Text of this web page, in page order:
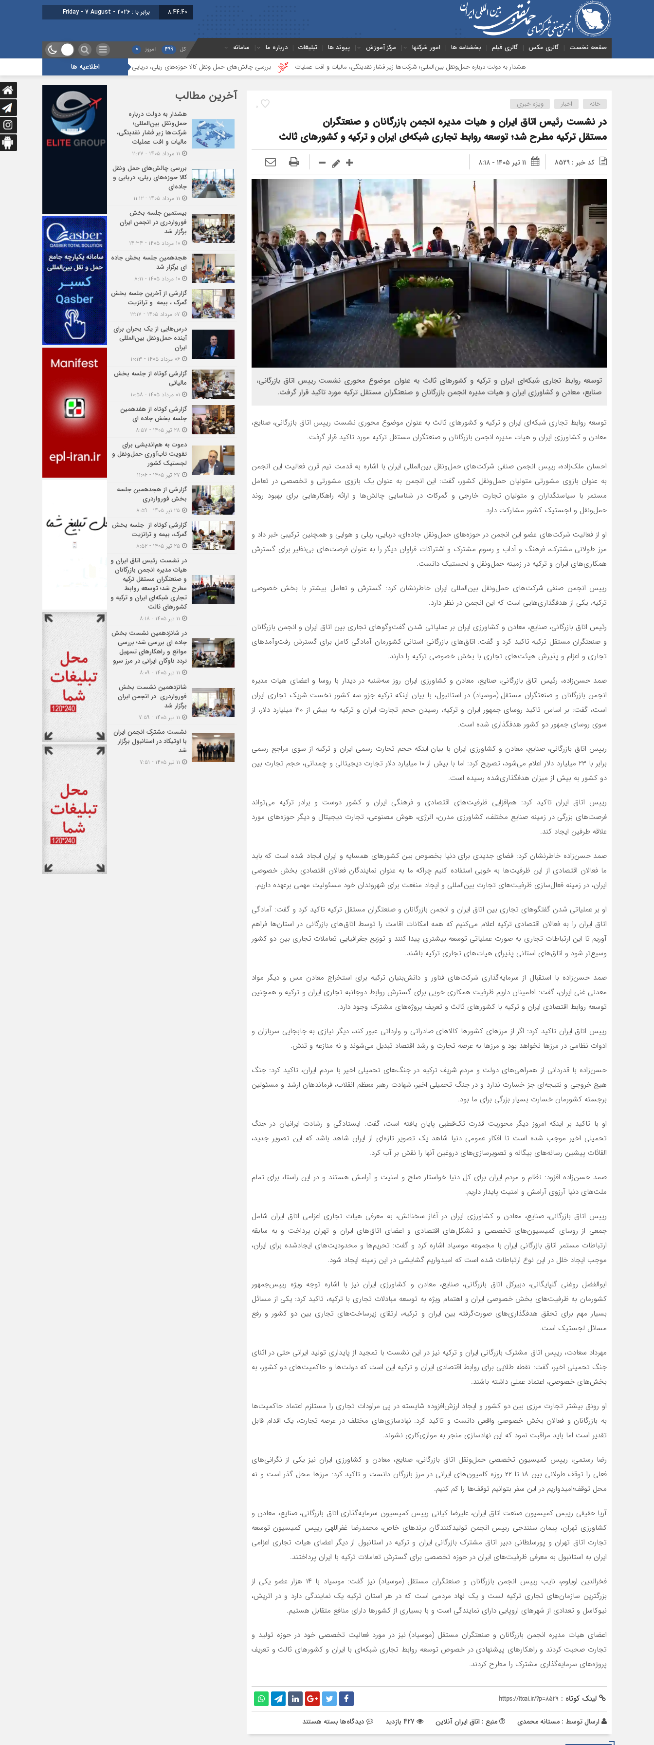
8:44:41 برابر با : Friday - 7 August - 2026
صفحه نخست گالری عکس گالری فیلم بخشنامه ها امور شرکتها مرکز آموزش پیوند ها تبلیغات درباره ما سامانه کل 499 امروز 0
اطلاعیه ها هشدار به دولت درباره حمل‌ونقل بین‌المللی؛ شرکت‌ها زیر فشار نقدینگی، مالیات و افت عملیات بررسی چالش‌های حمل ونقل کالا حوزه‌های ریلی، دریایی و جاده‌ای بیستمین جلسه بخش فورواردری در انجمن ایران
0 خانه اخبار ویژه خبری
در نشست رئیس اتاق ایران و هیات مدیره انجمن بازرگانان و صنعتگران
مستقل ترکیه مطرح شد؛ توسعه روابط تجاری شبکه‌ای ایران و ترکیه و کشورهای ثالث
کد خبر : 8529 ۱۱ تیر ۱۴۰۵ - ۸:۱۸
توسعه روابط تجاری شبکه‌ای ایران و ترکیه و کشورهای ثالث به عنوان موضوع محوری نشست رییس اتاق بازرگانی،
صنایع، معادن و کشاورزی ایران و هیات مدیره انجمن بازرگانان و صنعتگران مستقل ترکیه مورد تاکید قرار گرفت.
توسعه روابط تجاری شبکه‌ای ایران و ترکیه و کشورهای ثالث به عنوان موضوع محوری نشست رییس اتاق بازرگانی، صنایع،
معادن و کشاورزی ایران و هیات مدیره انجمن بازرگانان و صنعتگران مستقل ترکیه مورد تاکید قرار گرفت.
احسان ملک‌زاده، رییس انجمن صنفی شرکت‌های حمل‌ونقل بین‌المللی ایران با اشاره به قدمت نیم قرن فعالیت این انجمن
به عنوان بازوی مشورتی متولیان حمل‌ونقل کشور، گفت: این انجمن به عنوان یک بازوی مشورتی و تخصصی در تعامل
مستمر با سیاستگداران و متولیان تجارت خارجی و گمرکات در شناسایی چالش‌ها و ارائه راهکارهایی برای بهبود روند
حمل‌ونقل و لجستیک کشور مشارکت دارد.
او از فعالیت شرکت‌های عضو این انجمن در حوزه‌های حمل‌ونقل جاده‌ای، دریایی، ریلی و هوایی و همچنین ترکیبی خبر داد و
مرز طولانی مشترک، فرهنگ و آداب و رسوم مشترک و اشتراکات فراوان دیگر را به عنوان فرصت‌های بی‌نظیر برای گسترش
همکاری‌های ایران و ترکیه در زمینه حمل‌ونقل و لجستیک دانست.
رییس انجمن صنفی شرکت‌های حمل‌ونقل بین‌المللی ایران خاطرنشان کرد: گسترش و تعامل بیشتر با بخش خصوصی
ترکیه، یکی از هدفگذاری‌هایی است که این انجمن در نظر دارد.
رئیس اتاق بازرگانی، صنایع، معادن و کشاورزی ایران بر عملیاتی شدن گفت‌وگوهای تجاری بین اتاق ایران و انجمن بازرگانان
و صنعتگران مستقل ترکیه تاکید کرد و گفت: اتاق‌های بازرگانی استانی کشورمان آمادگی کامل برای گسترش رفت‌وآمدهای
تجاری و اعزام و پذیرش هیئت‌های تجاری با بخش خصوصی ترکیه را دارند.
صمد حسن‌زاده، رئیس اتاق بازرگانی، صنایع، معادن و کشاورزی ایران روز سه‌شنبه در دیدار با روسا و اعضای هیات مدیره
انجمن بازرگانان و صنعتگران مستقل (موسیاد) در استانبول، با بیان اینکه ترکیه جزو سه کشور نخست شریک تجاری ایران
است، گفت: بر اساس تاکید روسای جمهور ایران و ترکیه، رسیدن حجم تجارت ایران و ترکیه به بیش از ۳۰ میلیارد دلار، از
سوی روسای جمهور دو کشور هدفگذاری شده است.
رییس اتاق بازرگانی، صنایع، معادن و کشاورزی ایران با بیان اینکه حجم تجارت رسمی ایران و ترکیه از سوی مراجع رسمی
برابر با ۲۳ میلیارد دلار اعلام می‌شود، تصریح کرد: اما با بیش از ۱۰ میلیارد دلار تجارت دیجیتالی و چمدانی، حجم تجارت بین
دو کشور به بیش از میزان هدفگذاری‌شده رسیده است.
رییس اتاق ایران تاکید کرد: هم‌افزایی ظرفیت‌های اقتصادی و فرهنگی ایران و کشور دوست و برادر ترکیه می‌تواند
فرصت‌های بزرگی در زمینه صنایع مختلف، کشاورزی مدرن، انرژی، هوش مصنوعی، تجارت دیجیتال و دیگر حوزه‌های مورد
علاقه طرفین ایجاد کند.
صمد حسن‌زاده خاطرنشان کرد: فضای جدیدی برای دنیا بخصوص بین کشورهای همسایه و ایران ایجاد شده است که باید
ما فعالان اقتصادی از این ظرفیت‌ها به خوبی استفاده کنیم چراکه ما به عنوان نمایندگان فعالان اقتصادی بخش خصوصی
ایران، در زمینه فعال‌سازی ظرفیت‌های تجارت بین‌المللی و ایجاد منفعت برای شهروندان خود مسئولیت مهمی برعهده داریم.
او بر عملیاتی شدن گفتگوهای تجاری بین اتاق ایران و انجمن بازرگانان و صنعتگران مستقل ترکیه تاکید کرد و گفت: آمادگی
اتاق ایران را به فعالان اقتصادی ترکیه اعلام می‌کنیم که همه امکانات اقامت را توسط اتاق‌های بازرگانی در استان‌ها فراهم
آوریم تا این ارتباطات تجاری به صورت عملیاتی توسعه بیشتری پیدا کنند و توزیع جغرافیایی تعاملات تجاری بین دو کشور
وسیع‌تر شود و اتاق‌های استانی پذیرای هیات‌های تجاری ترکیه باشند.
صمد حسن‌زاده با استقبال از سرمایه‌گذاری شرکت‌های فناور و دانش‌بنیان ترکیه برای استخراج معادن مس و دیگر مواد
معدنی غنی ایران، گفت: اطمینان داریم ظرفیت همکاری خوبی برای گسترش روابط دوجانبه تجاری ایران و ترکیه و همچنین
توسعه روابط اقتصادی ایران و ترکیه با کشورهای ثالث و تعریف پروژه‌های مشترک وجود دارد.
رییس اتاق ایران تاکید کرد: اگر از مرزهای کشورها کالاهای صادراتی و وارداتی عبور کند، دیگر نیازی به جابجایی سربازان و
ادوات نظامی در مرزها نخواهد بود و مرزها به عرصه تجارت و رشد اقتصاد تبدیل می‌شوند و نه منازعه و تنش.
حسن‌زاده با قدردانی از همراهی‌های دولت و مردم شریف ترکیه در جنگ‌های تحمیلی اخیر با مردم ایران، تاکید کرد: جنگ
هیچ خروجی و نتیجه‌ای جز خسارت ندارد و در جنگ تحمیلی اخیر، شهادت رهبر معظم انقلاب، فرماندهان ارشد و مسئولین
برجسته کشورمان خسارت بسیار بزرگی برای ما بود.
او با تاکید بر اینکه امروز دیگر محوریت قدرت تک‌قطبی پایان یافته است، گفت: ایستادگی و رشادت ایرانیان در جنگ
تحمیلی اخیر موجب شده است تا افکار عمومی دنیا شاهد یک تصویر تازه‌ای از ایران شاهد باشد که این تصویر جدید،
القائات پیشین رسانه‌های بیگانه و تصویرسازی‌های دروغین آنها را نقش بر آب کرد.
صمد حسن‌زاده افزود: نظام و مردم ایران برای کل دنیا خواستار صلح و امنیت و آرامش هستند و در این راستا، برای تمام
ملت‌های دنیا آرزوی آرامش و امنیت پایدار داریم.
رییس اتاق بازرگانی، صنایع، معادن و کشاورزی ایران در آغاز سخنانش، به معرفی هیات تجاری اعزامی اتاق ایران شامل
جمعی از روسای کمیسیون‌های تخصصی و تشکل‌های اقتصادی و اعضای اتاق‌های ایران و تهران پرداخت و به سابقه
ارتباطات مستمر اتاق بازرگانی ایران با مجموعه موسیاد اشاره کرد و گفت: تحریم‌ها و محدودیت‌های ایجادشده برای ایران،
موجب ایجاد خلل در این نوع ارتباطات شده است که امیدواریم گشایشی در این زمینه ایجاد شود.
ابوالفضل روغنی گلپایگانی، دبیرکل اتاق بازرگانی، صنایع، معادن و کشاورزی ایران نیز با اشاره توجه ویژه رییس‌جمهور
کشورمان به ظرفیت‌های بخش خصوصی ایران و اهتمام ویژه به توسعه مبادلات تجاری با ترکیه، تاکید کرد: یکی از مسائل
بسیار مهم برای تحقق هدفگذاری‌های صورت‌گرفته بین ایران و ترکیه، ارتقای زیرساخت‌های تجاری بین دو کشور و رفع
مسائل لجستیک است.
مهرداد سعادت، رییس اتاق مشترک بازرگانی ایران و ترکیه نیز در این نشست با تمجید از پایداری تولید ایرانی حتی در اثنای
جنگ تحمیلی اخیر، گفت: نقطه طلایی برای روابط اقتصادی ایران و ترکیه این است که دولت‌ها و حاکمیت‌های دو کشور، به
بخش‌های خصوصی، اعتماد عملی داشته باشند.
او رونق بیشتر تجارت مرزی بین دو کشور و ایجاد ارزش‌افزوده شایسته در پی مراودات تجاری را مستلزم اعتماد حاکمیت‌ها
به بازرگانان و فعالان بخش خصوصی واقعی دانست و تاکید کرد: نهادسازی‌های مختلف در عرصه تجارت، یک اقدام قابل
تقدیر است اما باید مراقبت نمود که این نهادسازی منجر به موازی‌کاری نشوند.
رضا رستمی، رییس کمیسیون تخصصی حمل‌ونقل اتاق بازرگانی، صنایع، معادن و کشاورزی ایران نیز یکی از نگرانی‌های
فعلی را توقف طولانی بین ۱۸ تا ۲۲ روزه کامیون‌های ایرانی در مرز بازرگان دانست و تاکید کرد: مرزها محل گذر است و نه
محل توقف؛امیدواریم در این سفر بتوانیم توقف‌ها را کم کنیم.
آریا حقیقی رییس کمیسیون صنعت اتاق ایران، علیرضا کیانی رییس کمیسیون سرمایه‌گذاری اتاق بازرگانی، صنایع، معادن و
کشاورزی تهران، پیمان سنندجی رییس انجمن تولیدکنندگان برندهای خاص، محمدرضا غفراللهی رییس کمیسیون توسعه
تجارت اتاق تهران و پورسلطانی دبیر اتاق مشترک بازرگانی ایران و ترکیه در استانبول از دیگر اعضای هیات تجاری اعزامی
ایران به استانبول به معرفی ظرفیت‌های ایران در حوزه تخصصی برای گسترش تعاملات ترکیه با ایران پرداختند.
فخرالدین اویلوم، نایب رییس انجمن بازرگانان و صنعتگران مستقل (موسیاد) نیز گفت: موسیاد با ۱۴ هزار عضو یکی از
بزرگترین سازمان‌های تجاری ترکیه لست و یک نهاد مردمی است که در هر استان ترکیه یک نمایندگی دارد و در اتریش،
نیوکاسل و تعدادی از شهرهای اروپایی دارای نمایندگی است و با بسیاری از کشورها دارای منافع متقابل هستیم.
اعضای هیات مدیره انجمن بازرگانان و صنعتگران مستقل (موسیاد) نیز در مورد فعالیت تخصصی خود در حوزه تولید و
تجارت صحبت کردند و راهکارهای پیشنهادی در خصوص توسعه روابط تجاری شبکه‌ای با ایران و کشورهای ثالث و تعریف
پروژه‌های سرمایه‌گذاری مشترک را مطرح کردند.
لینک کوتاه : https://itcai.ir/?p=8529
ارسال توسط : مستانه محمدی منبع : اتاق ایران آنلاین دیدگاه‌ها برای
در
بسته هستند
آخرین مطالب
هشدار به دولت درباره
حمل‌ونقل بین‌المللی؛
شرکت‌ها زیر فشار نقدینگی،
مالیات و افت عملیات
بررسی چالش‌های حمل ونقل
کالا حوزه‌های ریلی، دریایی و
جاده‌ای
بیستمین جلسه بخش
فورواردری در انجمن ایران
برگزار شد
۱۰ مرداد ۱۴۰۵ - ۱۴:۳۴
هجدهمین جلسه بخش جاده
ای برگزار شد
۱۰ مرداد ۱۴۰۵ - ۸:۱۱
گزارشی از آخرین جلسه بخش
گمرک ، بیمه و ترانزیت
درس‌هایی از یک بحران برای
آینده حمل‌ونقل بین‌المللی
ایران
گزارشی کوتاه از جلسه بخش
مالیاتی
گزارشی کوتاه از هفدهمین
جلسه بخش جاده ای
دعوت به هم‌اندیشی برای
تقویت تاب‌آوری حمل‌ونقل و
لجستیک کشور
گزارشی از هجدهمین جلسه
بخش فورواردری
۲۵ تیر ۱۴۰۵ - ۸:۵۹
گزارشی کوتاه از جلسه بخش
گمرک، بیمه و ترانزیت
۲۵ تیر ۱۴۰۵ - ۸:۵۲
در نشست رئیس اتاق ایران و
هیات مدیره انجمن بازرگانان
و صنعتگران مستقل ترکیه
مطرح شد؛ توسعه روابط
تجاری شبکه‌ای ایران و ترکیه و
کشورهای ثالث
در شانزدهمین نشست بخش
جاده ای بررسی شد؛ بررسی
موانع و راهکارهای تسهیل
تردد ناوگان ایرانی در مرز سرو
شانزدهمین نشست بخش
فورواردری در انجمن ایران
برگزار شد
نشست مشترک انجمن ایران
با اوتیکاد در استانبول برگزار
شد